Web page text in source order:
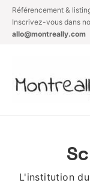
Référencement &
Inscrivez-vous dans
allo@montreally.com
L'institution